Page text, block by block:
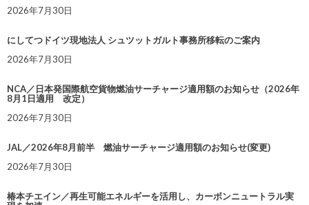
2026年7月30日
にしてつドイツ現地法人 シュツットガルト事務所移転のご案内
2026年7月30日
NCA／日本発国際航空貨物燃油サーチャージ適用額のお知らせ（2026年
8月1日適用 改定）
2026年7月30日
JAL／2026年8月前半 燃油サーチャージ適用額のお知らせ(変更)
2026年7月30日
椿本チエイン／再生可能エネルギーを活用し、カーボンニュートラル実